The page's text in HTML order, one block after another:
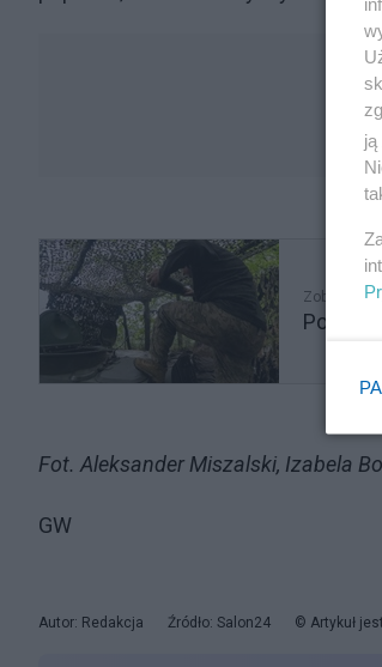
Zobacz
Polacy
Fot. Aleksander Miszalski, Izabela
GW
Autor: Redakcja Źródło: Salon24 © Artykuł